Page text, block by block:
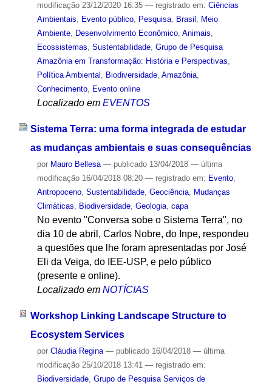
modificação23/12/2020 16:35 — registrado em: Ciências
Ambientais, Evento público, Pesquisa, Brasil , Meio
Ambiente, Desenvolvimento Econômico, Animais,
Ecossistemas, Sustentabilidade, Grupo de Pesquisa
Amazônia em Transformação: História e Perspectivas,
Política Ambiental , Biodiversidade, Amazônia,
Conhecimento, Evento online
Localizado em EVENTOS
Sistema Terra: uma forma integrada de estudar
as mudanças ambientais e suas consequências
por Mauro Bellesa — publicado13/04/2018 — última
modificação16/04/2018 08:20 — registrado em: Evento,
Antropoceno, Sustentabilidade, Geociência, Mudanças
Climáticas, Biodiversidade, Geologia, capa
No evento "Conversa sobe o Sistema Terra", no
dia 10 de abril, Carlos Nobre, do Inpe, respondeu
a questões que lhe foram apresentadas por José
Eli da Veiga, do IEE-USP, e pelo público
(presente e online).
Localizado em NOTÍCIAS
Workshop Linking Landscape Structure to
Ecosystem Services
por Cláudia Regina — publicado16/04/2018 — última
modificação25/10/2018 13:41 — registrado em:
Biodiversidade, Grupo de Pesquisa Serviços de